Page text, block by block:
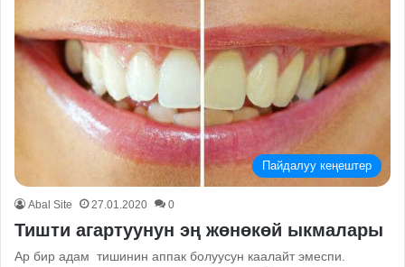
Пайдалуу кеңештер
Abal Site 27.01.2020 0
Тишти агартуунун эң жөнөкөй ыкмалары
Ар бир адам тишинин аппак болуусун каалайт эмеспи.